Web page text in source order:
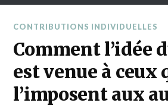
CONTRIBUTIONS INDIVIDUELLES
Comment l’idée
est venue à ceux
l’imposent aux